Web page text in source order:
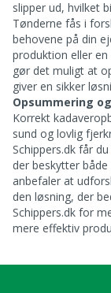
slipper ud, hvilket
Tønderne fås i
behovene på din
produktion eller
gør det muligt at
giver en sikker
Opsummering
Korrekt
sund og lovlig
Schippers.dk får
der beskytter
anbefaler at
den løsning, der
Schippers.dk for
mere effektiv